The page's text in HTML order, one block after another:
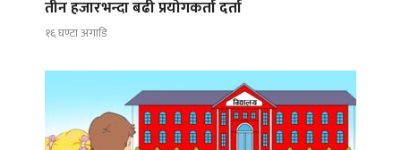
तीन हजारभन्दा बढी प्रयोगकर्ता दर्ता
१६ घण्टा अगाडि